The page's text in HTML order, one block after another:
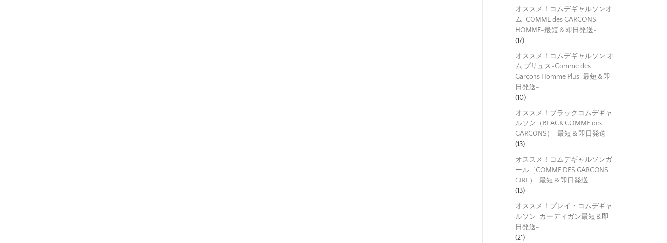
オススメ！コムデギャルソンオ
ム-COMME des GARCONS
HOMME-最短＆即日発送-
(17)
オススメ！コムデギャルソン オ
ム プリュス-Comme des
Garçons Homme Plus-最短＆即
日発送-
(10)
オススメ！ブラックコムデギャ
ルソン（BLACK COMME des
GARCONS）-最短＆即日発送-
(13)
オススメ！コムデギャルソンガ
ール（COMME DES GARCONS
GIRL）-最短＆即日発送-
(13)
オススメ！プレイ・コムデギャ
ルソン-カーディガン最短＆即
日発送-
(21)